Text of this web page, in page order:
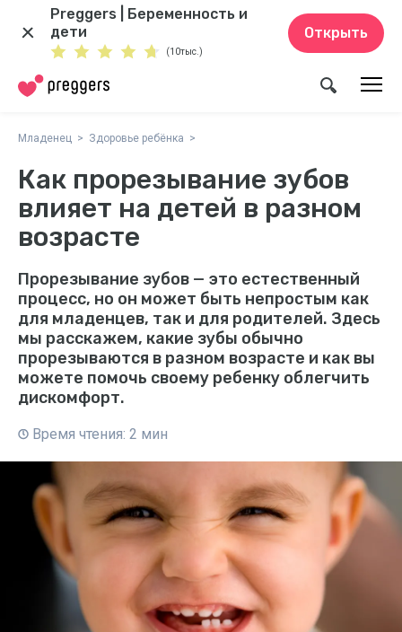
Preggers | Беременность и
дети
(10тыс.)
Открыть
Младенец Здоровье ребёнка
Как прорезывание зубов
влияет на детей в разном
возрасте
Прорезывание зубов — это естественный
процесс, но он может быть непростым как
для младенцев, так и для родителей. Здесь
мы расскажем, какие зубы обычно
прорезываются в разном возрасте и как вы
можете помочь своему ребенку облегчить
дискомфорт.
Время чтения: 2 мин